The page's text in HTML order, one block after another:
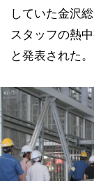
していた金沢
スタッフの熱
と発表された。